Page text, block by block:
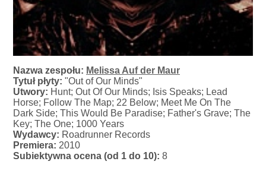
Nazwa zespołu: Melissa Auf der Maur
Tytuł płyty: "Out of Our Minds"
Utwory: Hunt; Out Of Our Minds; Isis Speaks; Lead
Horse; Follow The Map; 22 Below; Meet Me On The
Dark Side; This Would Be Paradise; Father's Grave; The
Key; The One; 1000 Years
Wydawcy: Roadrunner Records
Premiera: 2010
Subiektywna ocena (od 1 do 10): 8